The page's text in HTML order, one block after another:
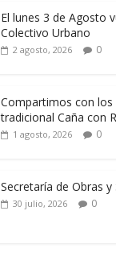
El lunes 3 de Agosto
Colectivo Urbano
2 agosto, 2026 0
Compartimos con los
tradicional Caña con
1 agosto, 2026 0
Secretaría de Obras y
30 julio, 2026 0